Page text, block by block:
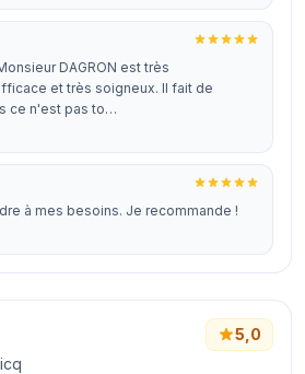
DAGRON est très
et très soigneux. Il fait de
ce n'est pas to…
à mes besoins. Je recommande !
5,0